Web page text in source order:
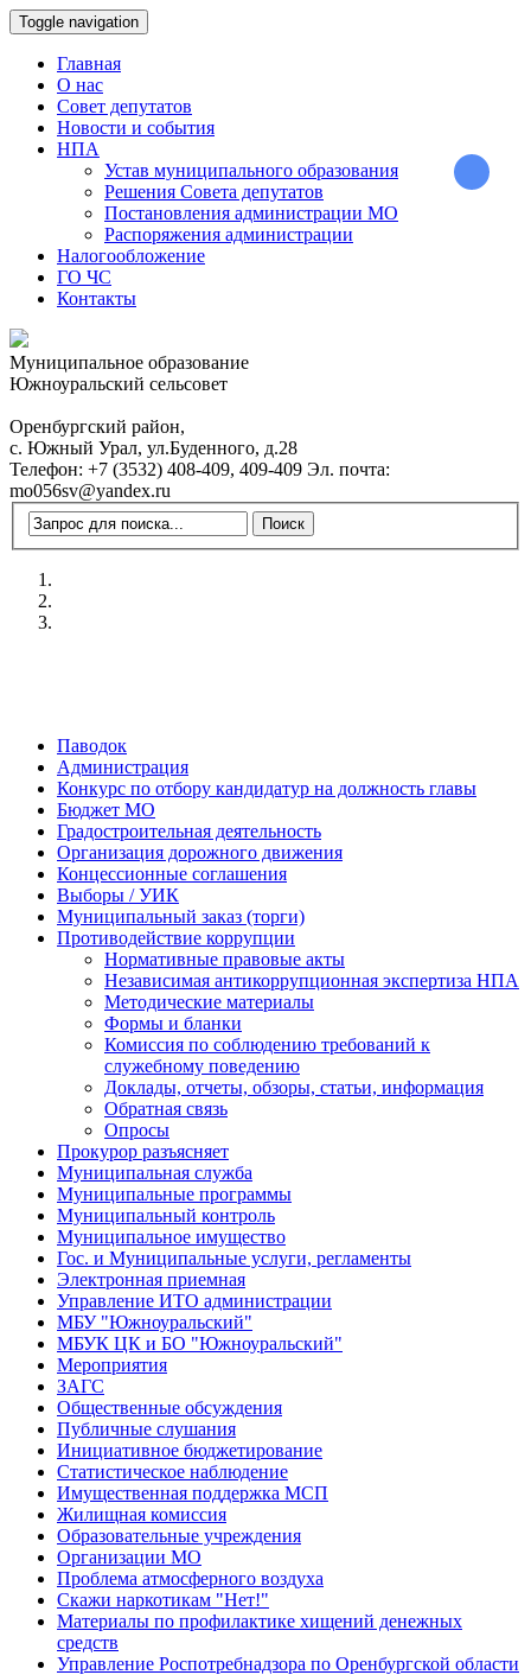
Toggle navigation
Главная
О нас
Совет депутатов
Новости и события
НПА
Устав муниципального образования
Решения Совета депутатов
Постановления администрации МО
Распоряжения администрации
Налогообложение
ГО ЧС
Контакты
Муниципальное образование
Южноуральский сельсовет
Оренбургский район,
с. Южный Урал, ул.Буденного, д.28
Телефон: +7 (3532) 408-409, 409-409 Эл. почта:
mo056sv@yandex.ru
Паводок
Администрация
Конкурс по отбору кандидатур на должность главы
Бюджет МО
Градостроительная деятельность
Организация дорожного движения
Концессионные соглашения
Выборы / УИК
Муниципальный заказ (торги)
Противодействие коррупции
Нормативные правовые акты
Независимая антикоррупционная экспертиза НПА
Методические материалы
Формы и бланки
Комиссия по соблюдению требований к
служебному поведению
Доклады, отчеты, обзоры, статьи, информация
Обратная связь
Опросы
Прокурор разъясняет
Муниципальная служба
Муниципальные программы
Муниципальный контроль
Муниципальное имущество
Гос. и Муниципальные услуги, регламенты
Электронная приемная
Управление ИТО администрации
МБУ "Южноуральский"
МБУК ЦК и БО "Южноуральский"
Мероприятия
ЗАГС
Общественные обсуждения
Публичные слушания
Инициативное бюджетирование
Статистическое наблюдение
Имущественная поддержка МСП
Жилищная комиссия
Образовательные учреждения
Организации МО
Проблема атмосферного воздуха
Скажи наркотикам "Нет!"
Материалы по профилактике хищений денежных
средств
Управление Роспотребнадзора по Оренбургской области